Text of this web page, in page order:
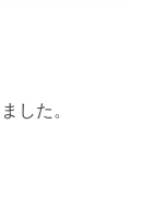
した。